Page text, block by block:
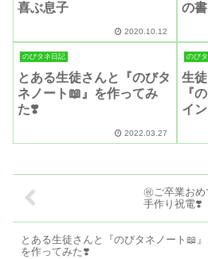
喜ぶ息子
2020.10.12
の
のびタネ日記
とある生徒さんと『のびタ
ネノート📖』を作ってみ
た❣️
2022.03.27
のび
生
『
イ
㊗️ご卒業お
手作り祝電❣️
とある生徒さんと『のびタネノート📖』
を作ってみた❣️